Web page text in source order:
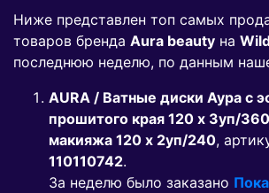
Ниже представлен топ самых
товаров бренда Aura beauty на
последнюю неделю, по данным
AURA / Ватные диски Аура с
прошитого края 120 x 3уп/
макияжа 120 x 2уп/240,
110110742.
За неделю было заказано